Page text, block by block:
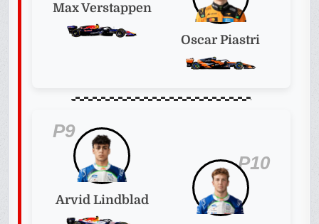
Max Verstappen
Oscar Piastri
P9
Arvid Lindblad
P10